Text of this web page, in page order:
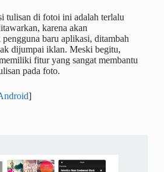
tulisan di fotoi ini adalah terlalu
karena akan
baru aplikasi, ditambah
dijumpai iklan. Meski begitu,
fitur yang sangat membantu
pada foto.
]